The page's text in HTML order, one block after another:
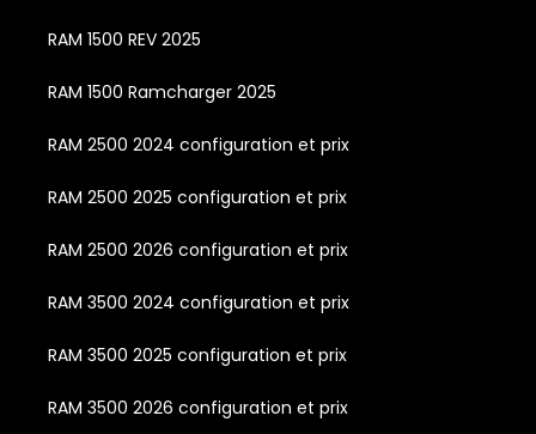
RAM 1500 REV 2025
RAM 1500 Ramcharger 2025
RAM 2500 2024 configuration et prix
RAM 2500 2025 configuration et prix
RAM 2500 2026 configuration et prix
RAM 3500 2024 configuration et prix
RAM 3500 2025 configuration et prix
RAM 3500 2026 configuration et prix